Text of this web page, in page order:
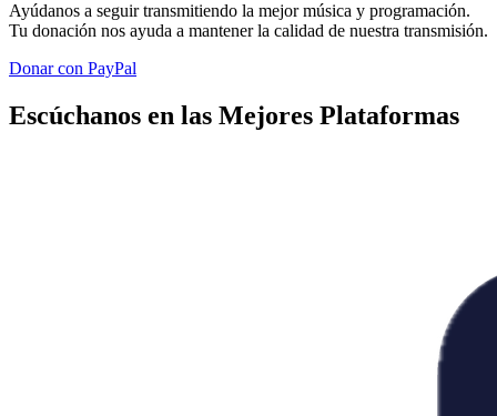
Ayúdanos a seguir transmitiendo la mejor música y programación.
Tu donación nos ayuda a mantener la calidad de nuestra transmisión.
Donar con PayPal
Escúchanos en las Mejores Plataformas